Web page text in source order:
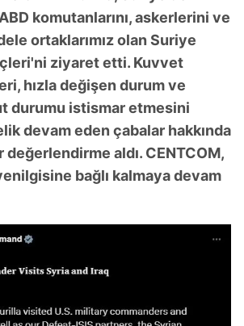
komutanlarını, askerlerini ve
ortaklarımız olan Suriye
ziyaret etti. Kuvvet
hızla değişen durum ve
durumu istismar etmesini
devam eden çabalar hakkında
aldı. CENTCOM,
yenilgisine bağlı kalmaya devam